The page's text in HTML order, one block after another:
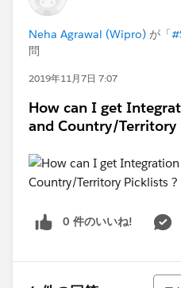
Neha Agrawal (Wipro) が「
問
2019年11月7日 7:07
How can I get
and Country/Territory
0 件のいいね!
並び